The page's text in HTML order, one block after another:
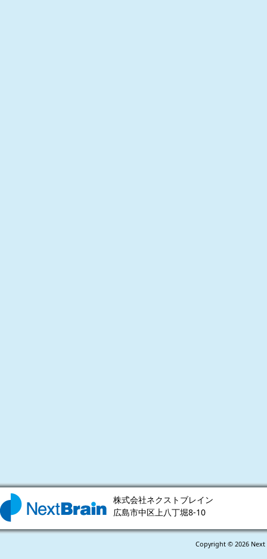
株式会社ネクストブレイン
広島市中区上八丁堀8-10
Copyright © 2026 Next